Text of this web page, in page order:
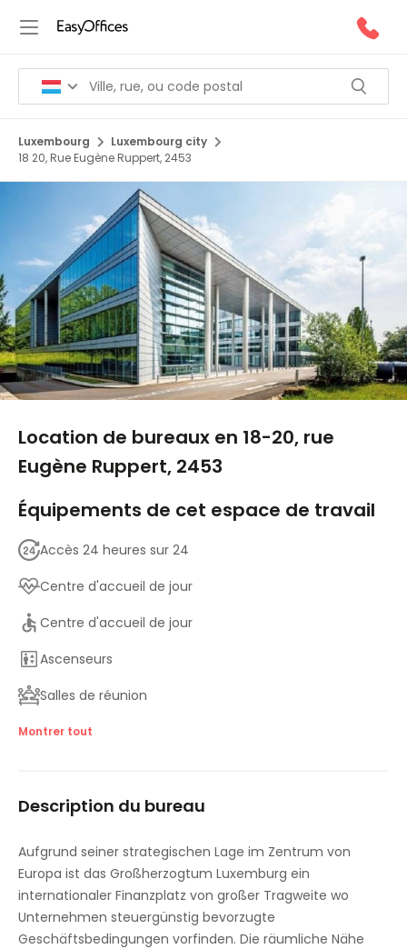
Luxembourg
Luxembourg city
18 20, Rue Eugène Ruppert, 2453
Location de bureaux en 18-20, rue
Eugène Ruppert, 2453
Équipements de cet espace de travail
Accès 24 heures sur 24
Centre d'accueil de jour
Centre d'accueil de jour
Ascenseurs
Salles de réunion
Parking
Contrôle de la température
Montrer tout
Description du bureau
Aufgrund seiner strategischen Lage im Zentrum von
Europa ist das Großherzogtum Luxemburg ein
internationaler Finanzplatz von großer Tragweite wo
Unternehmen steuergünstig bevorzugte
Geschäftsbedingungen vorfinden. Die räumliche Nähe